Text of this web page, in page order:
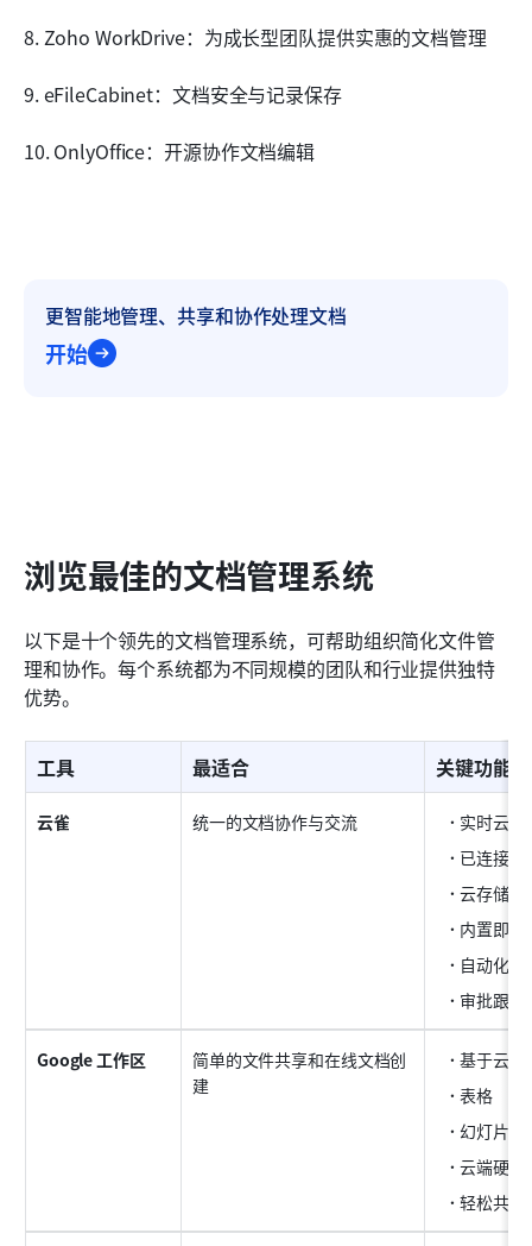
8. Zoho WorkDrive：为成长型团队提供实惠的文档管理
9. eFileCabinet：文档安全与记录保存
10. OnlyOffice：开源协作文档编辑
更智能地管理、共享和协作处理文档
开始
浏览最佳的文档管理系统
以下是十个领先的文档管理系统，可帮助组织简化文件管
理和协作。每个系统都为不同规模的团队和行业提供独特
优势。
工具 最适合 关键功能
云雀 统一的文档协作与交流
实时云文
已连接知
云存储空
内置即时
自动化工
审批跟踪
Google 工作区
简单的文件共享和在线文档创
建
基于云的
表格
幻灯片
云端硬盘
轻松共享